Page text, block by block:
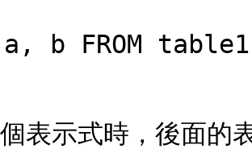
a, b FROM
表示式時，後面的